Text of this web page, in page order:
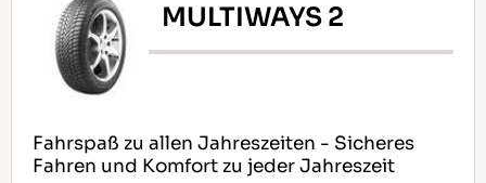
MULTIWAYS 2
Fahrspaß zu allen Jahreszeiten - Sicheres
Fahren und Komfort zu jeder Jahreszeit